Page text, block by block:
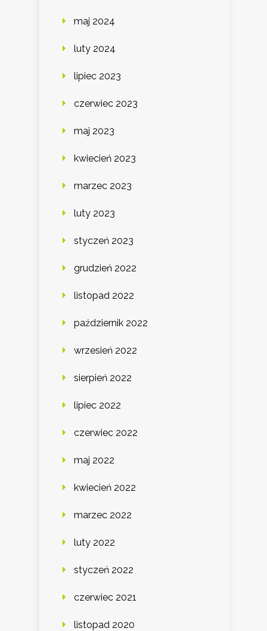
maj 2024
luty 2024
lipiec 2023
czerwiec 2023
maj 2023
kwiecień 2023
marzec 2023
luty 2023
styczeń 2023
grudzień 2022
listopad 2022
październik 2022
wrzesień 2022
sierpień 2022
lipiec 2022
czerwiec 2022
maj 2022
kwiecień 2022
marzec 2022
luty 2022
styczeń 2022
czerwiec 2021
listopad 2020